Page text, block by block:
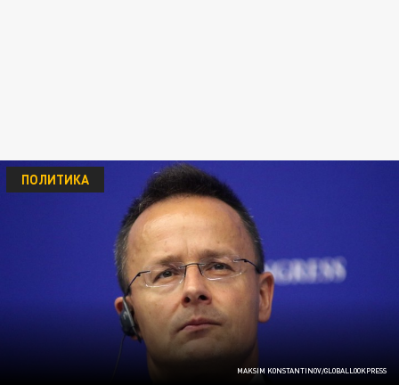
MAKSIM KONSTANTINOV/GLOBALLOOKPRESS
ПОЛИТИКА